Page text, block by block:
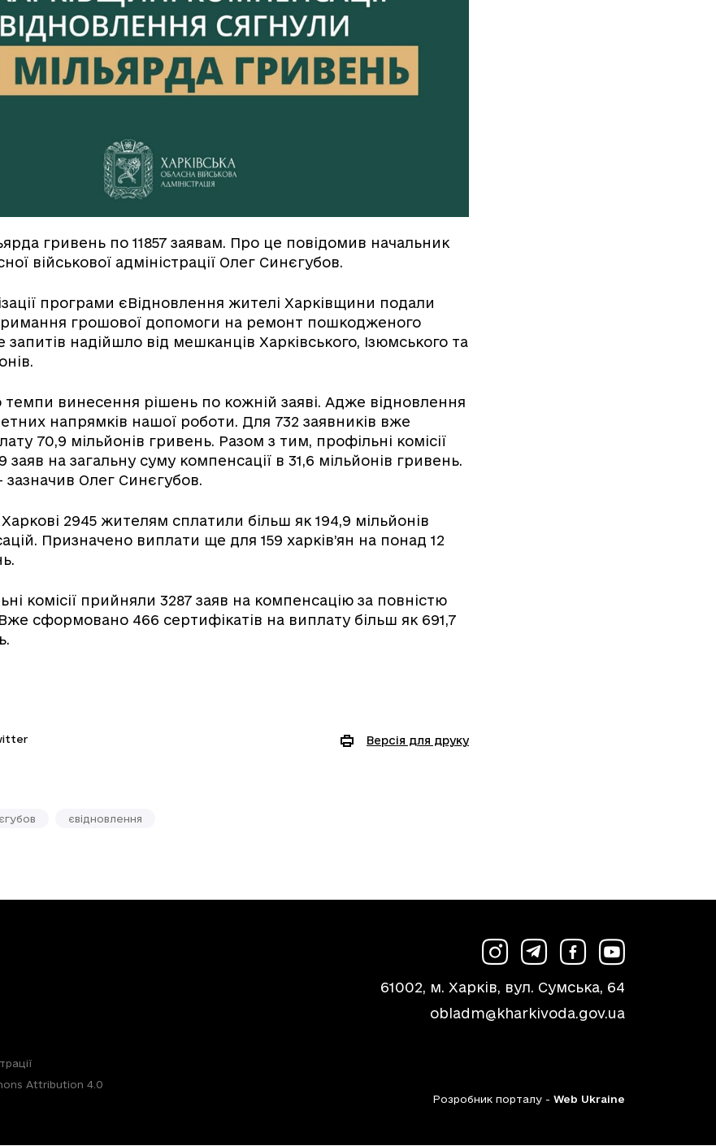
гривень по 11857 заявам. Про це повідомив начальник
військової адміністрації Олег Синєгубов.
програми єВідновлення жителі Харківщини подали
грошової допомоги на ремонт пошкодженого
надійшло від мешканців Харківського, Ізюмського та
винесення рішень по кожній заяві. Адже відновлення
напрямків нашої роботи. Для 732 заявників вже
70,9 мільйонів гривень. Разом з тим, профільні комісії
на загальну суму компенсації в 31,6 мільйонів гривень.
зазначив Олег Синєгубов.
Харкові 2945 жителям сплатили більш як 194,9 мільйонів
Призначено виплати ще для 159 харків’ян на понад 12
комісії прийняли 3287 заяв на компенсацію за повністю
сформовано 466 сертифікатів на виплату більш як 691,7
Версія для друку
євідновлення
61002, м. Харків, вул. Сумська, 64
obladm@kharkivoda.gov.ua
Attribution 4.0
Розробник порталу - Web Ukraine